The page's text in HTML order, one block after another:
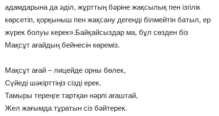
адамдарына да әділ, жұрттың бәріне жақсылық пен ізгілік
көрсетіп, қорқыныш пен жақсану дегенді білмейтін батыл, ер
жүрек болуы керек».Байқайсыздар ма, бұл сөзден біз
Мақсұт ағайдың бейнесін көреміз.
Мақсұт ағай – лицейде орны бөлек,
Сүйеді шәкірттіңіз сізді ерек.
Тамыры тереңге тартқан нәрлі ағаштай,
Жел жағымда тұратын сіз бәйтерек.